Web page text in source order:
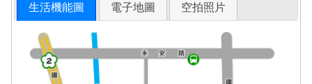
生活機能圖 電子地圖 空拍照片